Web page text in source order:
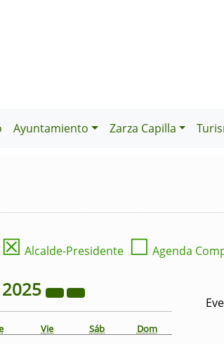
Ayuntamiento Zarza Capilla
☒ Alcalde-Presidente ☐ Agenda
2025
Vie Sáb Dom